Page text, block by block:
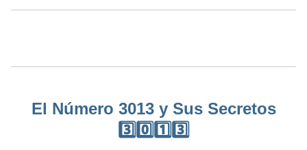
El Número 3013 y Sus Secretos
3️⃣0️⃣1️⃣3️⃣